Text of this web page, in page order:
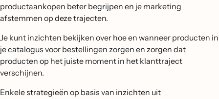
productaankopen beter begrijpen en je marketing
afstemmen op deze trajecten.
Je kunt inzichten bekijken over hoe en wanneer producten in
je catalogus voor bestellingen zorgen en zorgen dat
producten op het juiste moment in het klanttraject
verschijnen.
Enkele strategieën op basis van inzichten uit